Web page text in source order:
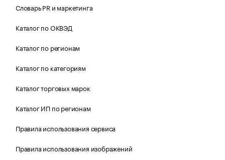
Словарь PR и маркетинга
Каталог по ОКВЭД
Каталог по регионам
Каталог по категориям
Каталог торговых марок
Каталог ИП по регионам
Правила использования сервиса
Правила использования изображений